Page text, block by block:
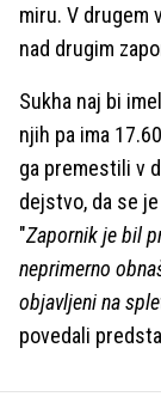
miru. V drugem
nad drugim
Sukha naj bi
njih pa ima
ga premestili v
dejstvo, da se
"Zapornik je bil
neprimerno
objavljeni na
povedali